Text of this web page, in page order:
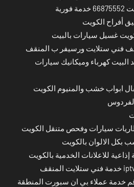
أفراح الكويت
غسيل سيارات بالبيت
فني ستلايت ورسيفر ب المنقف
كهرباء وميكانيك سيارات
ابواب خشب والمنيوم الكويت
سيارات وفحص متنقل الكويت
بكل الالوان بالكويت
للاعلانات الخدمية بالكويت
خدمة عملاء بي ان سبورت المنطقة